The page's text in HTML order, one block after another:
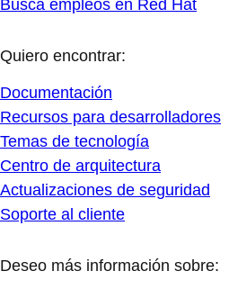
Busca empleos en Red Hat
Quiero encontrar:
Documentación
Recursos para desarrolladores
Temas de tecnología
Centro de arquitectura
Actualizaciones de seguridad
Soporte al cliente
Deseo más información sobre: